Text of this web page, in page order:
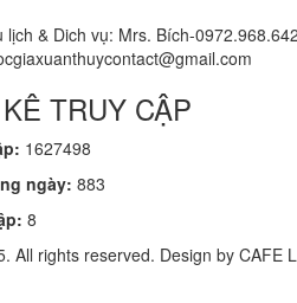
& Dich vụ: Mrs. Bích-0972.968.642
TRUY CẬP
1627498
ngày: 883
8
All rights reserved. Design by CAFE